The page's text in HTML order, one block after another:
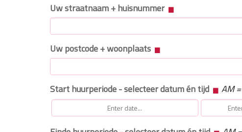
Uw straatnaam + huisnummer
Uw postcode + woonplaats
Start huurperiode - selecteer datum én tijd AM